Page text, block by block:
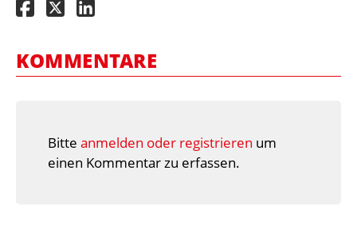
KOMMENTARE
Bitte anmelden oder registrieren um
einen Kommentar zu erfassen.